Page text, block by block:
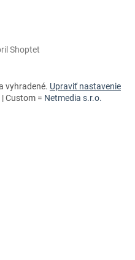
Shoptet
vyhradené. Upraviť nastavenie
Custom = Netmedia s.r.o.